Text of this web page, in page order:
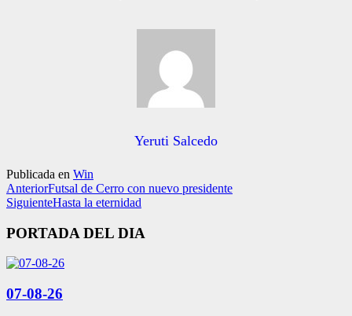
Yeruti Salcedo
Publicada en Win
AnteriorFutsal de Cerro con nuevo presidente
SiguienteHasta la eternidad
PORTADA DEL DIA
07-08-26